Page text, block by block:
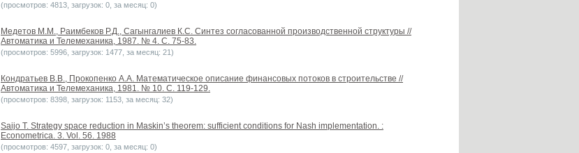
(просмотров: 4813, загрузок: 0, за месяц: 0)
Медетов М.М., Раимбеков Р.Д., Сагынгалиев К.С. Синтез согласованной производственной структуры //
Автоматика и Телемеханика, 1987. № 4. С. 75-83.
(просмотров: 5996, загрузок: 1477, за месяц: 21)
Кондратьев В.В., Прокопенко А.А. Математическое описание финансовых потоков в строительстве //
Автоматика и Телемеханика, 1981. № 10. С. 119-129.
(просмотров: 8398, загрузок: 1153, за месяц: 32)
Saijo T. Strategy space reduction in Maskin’s theorem: sufficient conditions for Nash implementation. :
Econometrica. 3. Vol. 56. 1988
(просмотров: 4597, загрузок: 0, за месяц: 0)